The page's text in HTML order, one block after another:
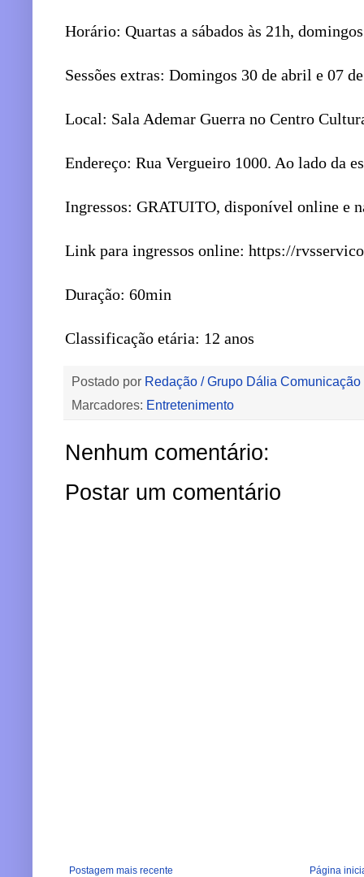
Horário: Quartas a sábados às 21h,
Sessões extras: Domingos 30 de abril e 07
Local: Sala Ademar Guerra no Centro
Endereço: Rua Vergueiro 1000. Ao lado da
Ingressos: GRATUITO, disponível online e
Link para ingressos online: https://
Duração: 60min
Classificação etária: 12 anos
Postado por Redação / Grupo Dália Comunicação
Marcadores: Entretenimento
Nenhum comentário:
Postar um comentário
Postagem mais recente Página